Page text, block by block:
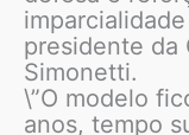
presidente da
Simonetti.
\”O modelo
anos, tempo